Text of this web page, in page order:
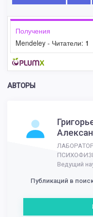
Получения
Mendeley - Читатели: 1
АВТОРЫ
Ведущий
Публикаций в